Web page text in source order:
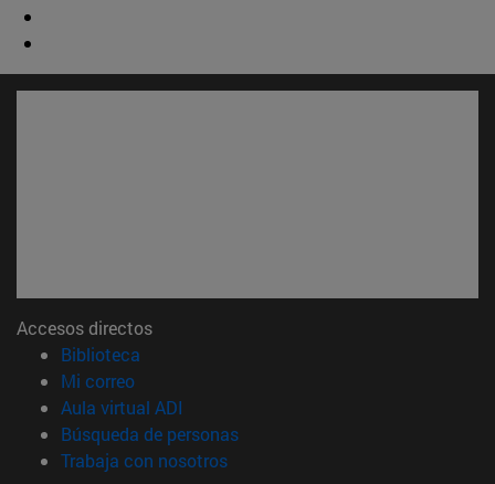
Accesos directos
Biblioteca
Mi correo(abre en nueva ventana)
Aula virtual ADI
Búsqueda de personas(abre en nueva ventana)
Trabaja con nosotros(abre en nueva ventana)